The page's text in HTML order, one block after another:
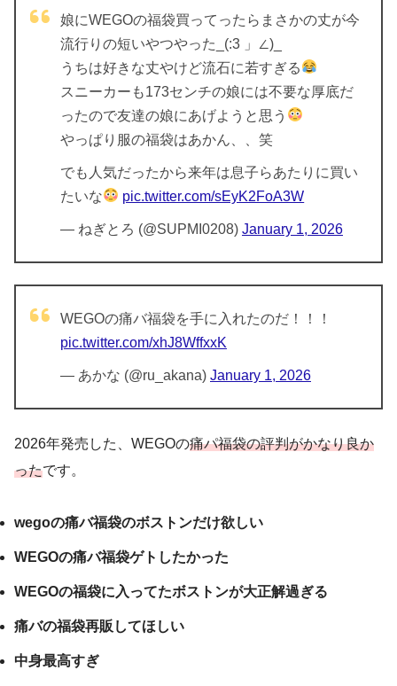
娘にWEGOの福袋買ってったらまさかの丈が今
流行りの短いやつやった_(:3 」∠)_
うちは好きな丈やけど流石に若すぎる
スニーカーも173センチの娘には不要な厚底だ
ったので友達の娘にあげようと思う
やっぱり服の福袋はあかん、、笑
でも人気だったから来年は息子らあたりに買い
たいな
pic.twitter.com/sEyK2FoA3W
— ねぎとろ (@SUPMI0208) January 1, 2026
WEGOの痛バ福袋を手に入れたのだ！！！
pic.twitter.com/xhJ8WffxxK
— あかな (@ru_akana) January 1, 2026
2026年発売した、WEGOの痛パ福袋の評判がかなり良か
ったです。
wegoの痛バ福袋のボストンだけ欲しい
WEGOの痛バ福袋ゲトしたかった
WEGOの福袋に入ってたボストンが大正解過ぎる
痛バの福袋再販してほしい
中身最高すぎ